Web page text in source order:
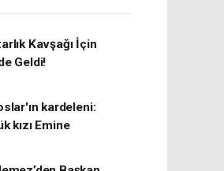
Kavşağı İçin
Geldi!
kardeleni:
kızı Emine